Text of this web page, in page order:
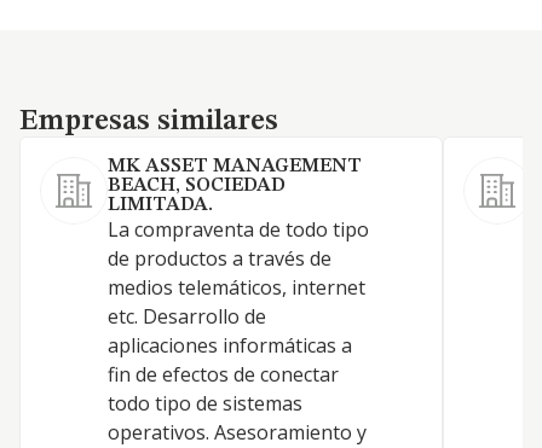
Empresas similares
Empresas similares
MK ASSET MANAGEMENT
BEACH, SOCIEDAD
LIMITADA.
La compraventa de todo tipo
de productos a través de
medios telemáticos, internet
etc. Desarrollo de
aplicaciones informáticas a
fin de efectos de conectar
todo tipo de sistemas
operativos. Asesoramiento y